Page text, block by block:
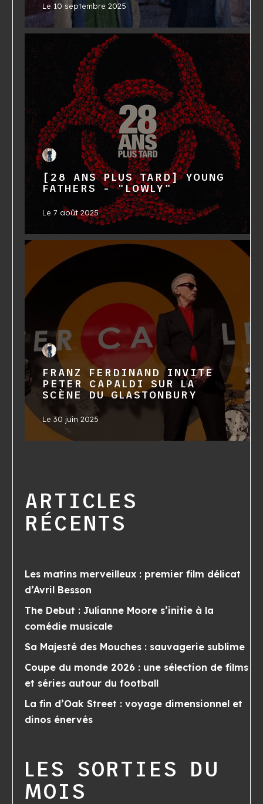
Le 10 septembre 2025
[28 ANS PLUS TARD] YOUNG
FATHERS - "LOWLY"
Le7 août 2025
FRANZ FERDINAND INVITE
PETER CAPALDI SUR LA
SCÈNE DU GLASTONBURY
Le30 juin 2025
ARTICLES
RÉCENTS
Les matins merveilleux : premier film délicat
d’Avril Besson
The Debut : Julianne Moore s’initie à la
comédie musicale
Sa Majesté des Mouches : sauvagerie sublime
Coupe du monde 2026 : une sélection de films
et séries autour du football
La fin d’Oak Street : voyage dimensionnel et
dinos énervés
LES SORTIES DU
MOIS